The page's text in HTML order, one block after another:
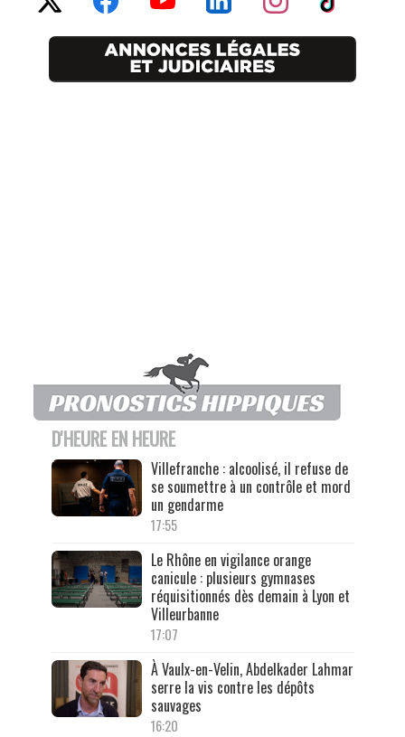
D'HEURE EN HEURE
Villefranche : alcoolisé, il refuse de
se soumettre à un contrôle et mord
un gendarme
17:55
Le Rhône en vigilance orange
canicule : plusieurs gymnases
réquisitionnés dès demain à Lyon et
Villeurbanne
17:07
À Vaulx-en-Velin, Abdelkader Lahmar
serre la vis contre les dépôts
sauvages
16:20